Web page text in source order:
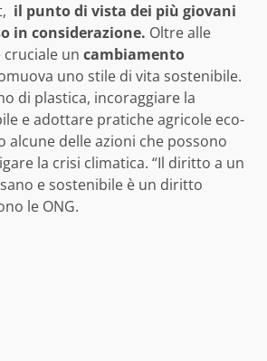
il punto di vista dei più giovani
in considerazione. Oltre alle
un cambiamento
uno stile di vita sostenibile.
di plastica, incoraggiare la
e adottare pratiche agricole eco-
alcune delle azioni che possono
la crisi climatica. “Il diritto a un
e sostenibile è un diritto
le ONG.